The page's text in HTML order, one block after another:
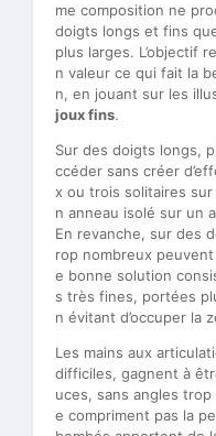
me composition ne
doigts longs et fins
plus larges. L’objectif
n valeur ce qui fait la
n, en jouant sur les
joux fins.
Sur des doigts longs,
ccéder sans créer
x ou trois solitaires
n anneau isolé sur un
En revanche, sur des
rop nombreux
e bonne solution
s très fines, portées
n évitant d’occuper la
Les mains aux
difficiles, gagnent à
uces, sans angles
e compriment pas la